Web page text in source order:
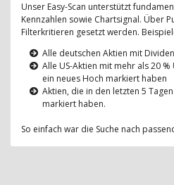
Unser Easy-Scan unterstützt
Kennzahlen sowie Chartsignal. Über
Filterkritieren gesetzt werden.
Alle deutschen Aktien mit
Alle US-Aktien mit mehr als 20
ein neues Hoch markiert haben
Aktien, die in den letzten 5
markiert haben.
So einfach war die Suche nach